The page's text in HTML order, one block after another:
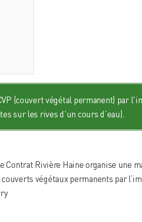
(couvert végétal permanent) par
sur les rives d'un cours d'eau).
Contrat Rivière Haine organise une
végétaux permanents par